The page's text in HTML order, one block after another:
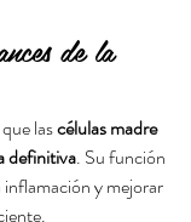
de la
las células madre
definitiva. Su función
y mejorar